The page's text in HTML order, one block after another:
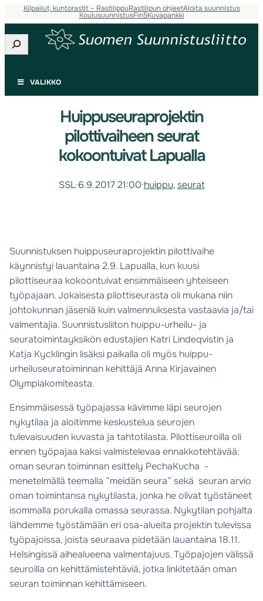
Kilpailut, kuntorastit – RastilippuRastilipun ohjeetAloita suunnistus
KoulusuunnistusFin5Kuvapankki
Etsi
VALIKKO
Huippuseuraprojektin
pilottivaiheen seurat
kokoontuivat Lapualla
SSL·6.9.2017 21:00·huippu, seurat
Suunnistuksen huippuseuraprojektin pilottivaihe
käynnistyi lauantaina 2.9. Lapualla, kun kuusi
pilottiseuraa kokoontuivat ensimmäiseen yhteiseen
työpajaan. Jokaisesta pilottiseurasta oli mukana niin
johtokunnan jäseniä kuin valmennuksesta vastaavia ja/tai
valmentajia. Suunnistusliiton huippu-urheilu- ja
seuratoimintayksikön edustajien Katri Lindeqvistin ja
Katja Kycklingin lisäksi paikalla oli myös huippu-
urheiluseuratoiminnan kehittäjä Anna Kirjavainen
Olympiakomiteasta.
Ensimmäisessä työpajassa kävimme läpi seurojen
nykytilaa ja aloitimme keskustelua seurojen
tulevaisuuden kuvasta ja tahtotilasta. Pilottiseuroilla oli
ennen työpajaa kaksi valmistelevaa ennakkotehtävää:
oman seuran toiminnan esittely PechaKucha -
menetelmällä teemalla ”meidän seura” sekä seuran arvio
oman toimintansa nykytilasta, jonka he olivat työstäneet
isommalla porukalla omassa seurassa. Nykytilan pohjalta
lähdemme työstämään eri osa-alueita projektin tulevissa
työpajoissa, joista seuraava pidetään lauantaina 18.11.
Helsingissä aihealueena valmentajuus. Työpajojen välissä
seuroilla on kehittämistehtäviä, jotka linkitetään oman
seuran toiminnan kehittämiseen.